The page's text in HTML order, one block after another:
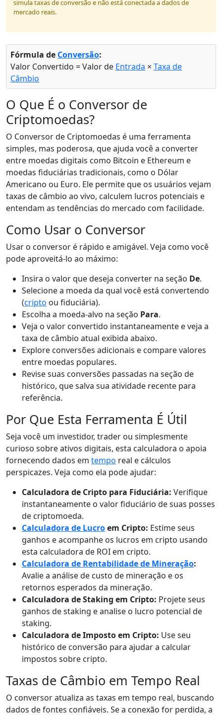
simula taxas de conversão e não está conectada a dados de
mercado reais.
Fórmula de Conversão:
Valor Convertido = Valor de Entrada × Taxa de
Câmbio
O Que É o Conversor de
Criptomoedas?
O Conversor de Criptomoedas é uma ferramenta
simples, mas poderosa, que ajuda você a converter
entre moedas digitais como Bitcoin e Ethereum e
moedas fiduciárias tradicionais, como o Dólar
Americano ou Euro. Ele permite que os usuários vejam
taxas de câmbio ao vivo, calculem lucros potenciais e
entendam as tendências do mercado com facilidade.
Como Usar o Conversor
Usar o conversor é rápido e amigável. Veja como você
pode aproveitá-lo ao máximo:
Insira o valor que deseja converter na seção De.
Selecione a moeda da qual você está convertendo
(cripto ou fiduciária).
Escolha a moeda-alvo na seção Para.
Veja o valor convertido instantaneamente e veja a
taxa de câmbio atual exibida abaixo.
Explore conversões adicionais e compare valores
entre moedas populares.
Revise suas conversões passadas na seção de
histórico, que salva sua atividade recente para
referência.
Por Que Esta Ferramenta É Útil
Seja você um investidor, trader ou simplesmente
curioso sobre ativos digitais, esta calculadora o apoia
fornecendo dados em tempo real e cálculos
perspicazes. Veja como ela pode ajudar:
Calculadora de Cripto para Fiduciária: Verifique
instantaneamente o valor fiduciário de suas posses
de criptomoeda.
Calculadora de Lucroem Cripto: Estime seus
ganhos e acompanhe os lucros em cripto usando
esta calculadora de ROI em cripto.
Calculadora de Rentabilidade de Mineração:
Avalie a análise de custo de mineração e os
retornos esperados da mineração.
Calculadora de Staking em Cripto: Projete seus
ganhos de staking e analise o lucro potencial de
staking.
Calculadora de Imposto em Cripto: Use seu
histórico de conversão para ajudar a calcular
impostos sobre cripto.
Taxas de Câmbio em Tempo Real
O conversor atualiza as taxas em tempo real, buscando
dados de fontes confiáveis. Se a conexão for perdida, a